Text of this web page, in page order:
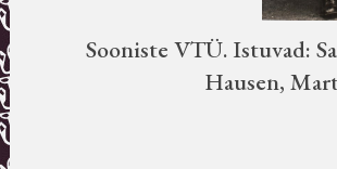
Sooniste VTÜ. Istuvad:
Hausen,